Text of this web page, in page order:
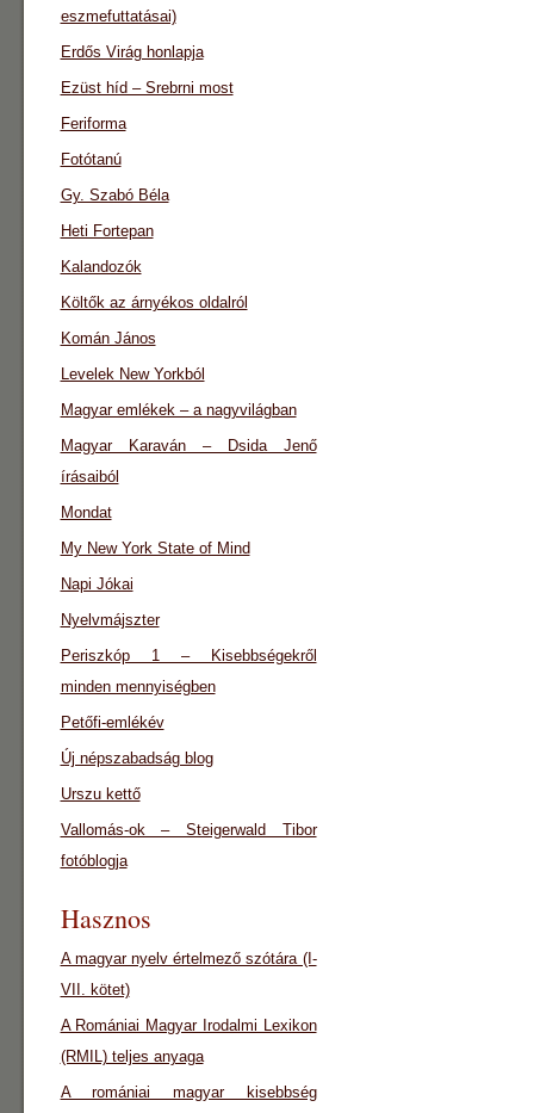
eszmefuttatásai)
Erdős Virág honlapja
Ezüst híd – Srebrni most
Feriforma
Fotótanú
Gy. Szabó Béla
Heti Fortepan
Kalandozók
Költők az árnyékos oldalról
Komán János
Levelek New Yorkból
Magyar emlékek – a nagyvilágban
Magyar Karaván – Dsida Jenő
írásaiból
Mondat
My New York State of Mind
Napi Jókai
Nyelvmájszter
Periszkóp 1 – Kisebbségekről
minden mennyiségben
Petőfi-emlékév
Új népszabadság blog
Urszu kettő
Vallomás-ok – Steigerwald Tibor
fotóblogja
Hasznos
A magyar nyelv értelmező szótára (I-
VII. kötet)
A Romániai Magyar Irodalmi Lexikon
(RMIL) teljes anyaga
A romániai magyar kisebbség